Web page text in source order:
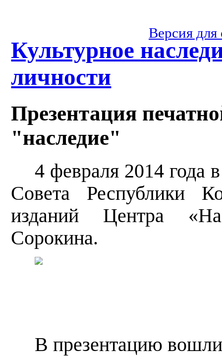
Версия
Культурное
личности
Презентация
"наследие"
4 февраля 2014 года
Совета Республики
изданий Центра
Сорокина.
В презентацию